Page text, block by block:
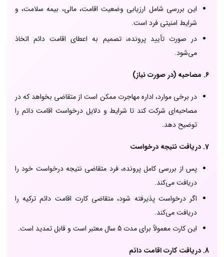
این بررسی شامل ارزیابی وضعیت اقامت، مالی، بیمه سلامت، و
شرایط امنیتی فرد است.
در صورت تأیید پرونده، تصمیم به اعطای اقامت دائم اتخاذ
می‌شود.
6. مصاحبه (در صورت نیاز)
در برخی موارد، اداره مهاجرت ممکن است از متقاضی بخواهد که در
مصاحبه‌ای شرکت کند تا شرایط و دلایل درخواست اقامت دائم را
توضیح دهد.
7. دریافت نتیجه درخواست
پس از بررسی کامل پرونده، فرد متقاضی نتیجه درخواست خود را
دریافت می‌کند.
اگر درخواست پذیرفته شود، متقاضی کارت اقامت دائم ترکیه را
دریافت می‌کند.
این کارت معمولاً برای مدت 5 سال معتبر است و قابل تمدید است.
8. دریافت کارت اقامت دائم